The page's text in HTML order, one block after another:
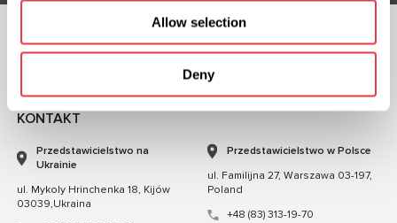
Allow selection
Deny
OBSERWUJ NAS
KONTAKT
Przedstawicielstwo na
Ukrainie
ul. Mykoly Hrinchenka 18, Kijów
03039,Ukraina
Przedstawicielstwo w Polsce
ul. Familijna 27, Warszawa 03-197,
Poland
+48 (83) 313-19-70